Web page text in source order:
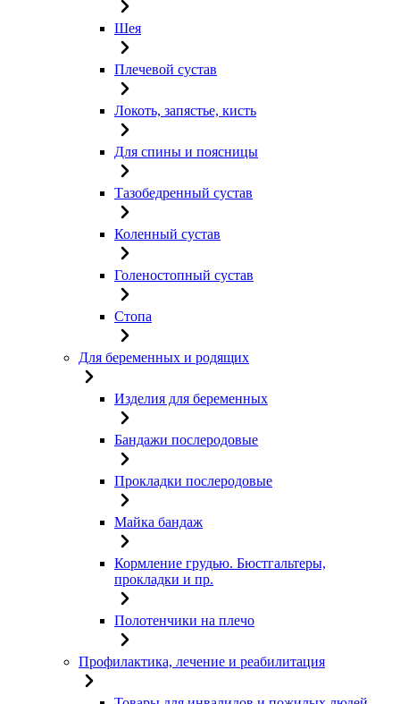
Шея
Плечевой сустав
Локоть, запястье, кисть
Для спины и поясницы
Тазобедренный сустав
Коленный сустав
Голеностопный сустав
Стопа
Для беременных и родящих
Изделия для беременных
Бандажи послеродовые
Прокладки послеродовые
Майка бандаж
Кормление грудью. Бюстгальтеры,
прокладки и пр.
Полотенчики на плечо
Профилактика, лечение и реабилитация